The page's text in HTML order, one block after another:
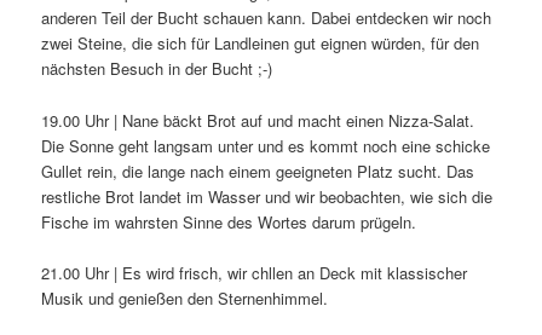
anderen Teil der Bucht schauen kann. Dabei entdecken wir noch
zwei Steine, die sich für Landleinen gut eignen würden, für den
nächsten Besuch in der Bucht ;-)
19.00 Uhr | Nane bäckt Brot auf und macht einen Nizza-Salat.
Die Sonne geht langsam unter und es kommt noch eine schicke
Gullet rein, die lange nach einem geeigneten Platz sucht. Das
restliche Brot landet im Wasser und wir beobachten, wie sich die
Fische im wahrsten Sinne des Wortes darum prügeln.
21.00 Uhr | Es wird frisch, wir chllen an Deck mit klassischer
Musik und genießen den Sternenhimmel.